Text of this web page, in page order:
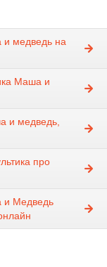
медведь на
Маша и
и медведь,
про
и Медведь